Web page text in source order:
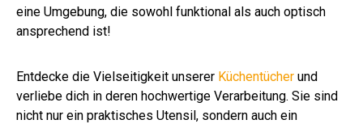
eine Umgebung, die sowohl funktional als auch optisch
ansprechend ist!
Entdecke die Vielseitigkeit unserer Küchentücher und
verliebe dich in deren hochwertige Verarbeitung. Sie sind
nicht nur ein praktisches Utensil, sondern auch ein